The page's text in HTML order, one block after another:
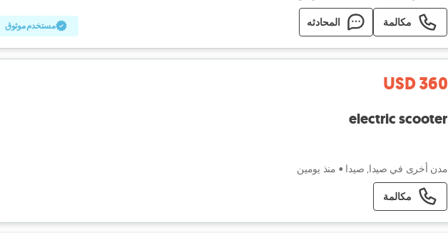
مكالمة المحادثه مستخدم موثوق
USD 360
electric scooter
مدن أخرى في صيدا, صيدا • منذ يومين
مكالمة